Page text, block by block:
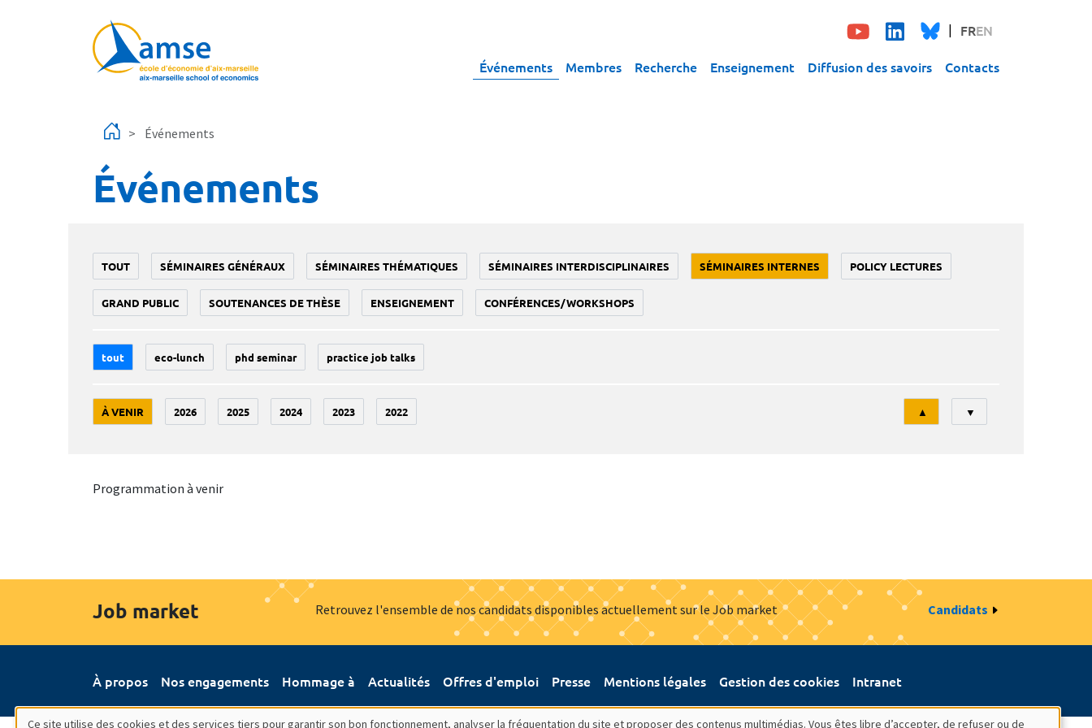
FREN
Événements Membres Recherche Enseignement Diffusion des savoirs Contacts
Événements
Événements
TOUT SÉMINAIRES GÉNÉRAUX SÉMINAIRES THÉMATIQUES SÉMINAIRES INTERDISCIPLINAIRES SÉMINAIRES INTERNES POLICY LECTURES
GRAND PUBLIC SOUTENANCES DE THÈSE ENSEIGNEMENT CONFÉRENCES/WORKSHOPS
tout eco-lunch phd seminar practice job talks
À VENIR 2026 2025 2024 2023 2022
Tri
▲ ▼
Programmation à venir
Job market Retrouvez l'ensemble de nos candidats disponibles actuellement sur le Job market Candidats
À propos Nos engagements Hommage à Actualités Offres d'emploi Presse Mentions légales Gestion des cookies Intranet
Ce site utilise des cookies et des services tiers pour garantir son bon fonctionnement, analyser la fréquentation du site et proposer des contenus multimédias. Vous êtes libre d’accepter, de refuser ou de